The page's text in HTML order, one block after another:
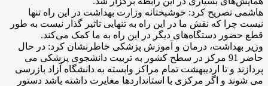
هاشمی تصریح کرد: خوشبختانه وزارت بهداشت در این راه تنها
نیست چرا که نقش ما در این راه به تنهایی تاثیر گذار نیست به طور
قطع حضور دستگاه‌های دیگر در این راه به ما کمک می‌کند.
وزیر بهداشت، درمان و آموزش پزشکی خاطرنشان کرد: در حال
حاضر 91 مرکز در سطح کشور به تربیت دانشجوی پزشکی می
پردازند و تا اردیبهشت تمام مراکز وابسته به دانشگاه آزاد بازرسی
می شوند و اگر مرکزی با استانداردها مغایرت داشته باشد دستور